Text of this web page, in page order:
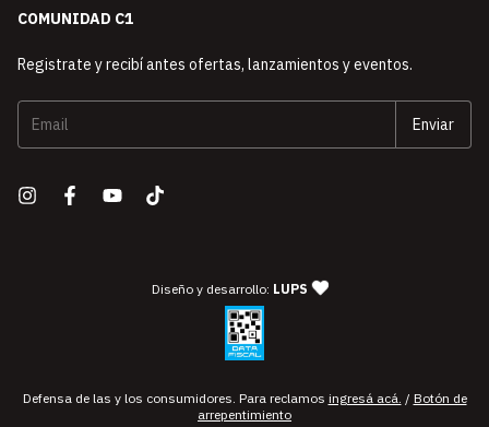
COMUNIDAD C1
Registrate y recibí antes ofertas, lanzamientos y eventos.
Diseño y desarrollo: LUPS — agencia de diseño y
Defensa de las y los consumidores. Para reclamos ingresá acá. / Botón de
arrepentimiento